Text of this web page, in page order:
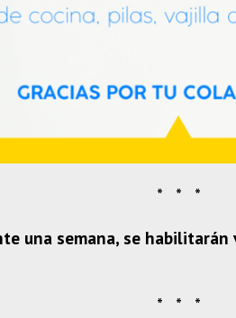
* * *
una semana, se
* * *